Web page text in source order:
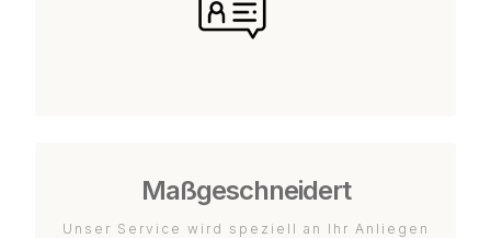
Maßgeschneidert
Unser Service wird speziell an Ihr Anliegen